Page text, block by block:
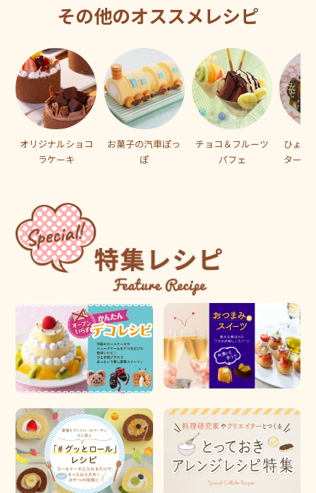
その他のオススメレシピ
オリジナルショコ
ラケーキ
お菓子の汽車ぽっ
ぽ
チョコ＆フルーツ
パフェ
ひょっ
ターう